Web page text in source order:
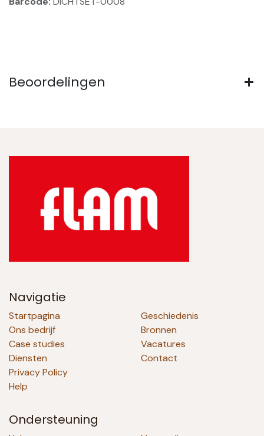
Beoordelingen
Navigatie
Startpagina
Ons bedrijf
Case studies
Diensten
Privacy Policy
Help
Geschiedenis
Bronnen
Vacatures
Contact
Ondersteuning